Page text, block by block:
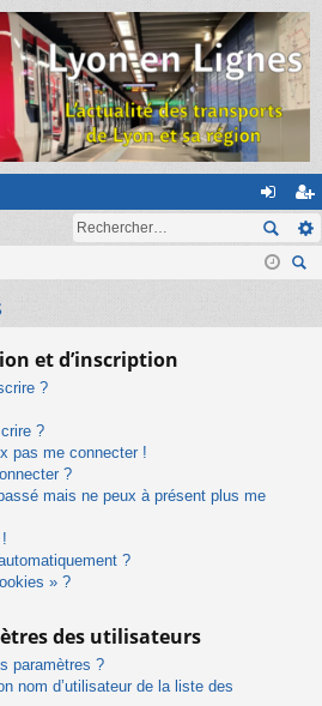
on
ne
ns
cri
et d’inscription
?
?
pas me connecter !
?
mais ne peux à présent plus me
?
» ?
des utilisateurs
paramètres ?
nom d’utilisateur de la liste des